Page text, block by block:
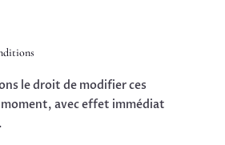
le droit de modifier ces
avec effet immédiat